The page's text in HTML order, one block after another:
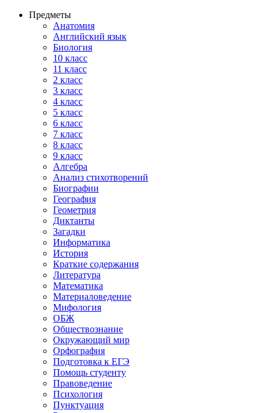
Предметы
Анатомия
Английский язык
Биология
10 класс
11 класс
2 класс
3 класс
4 класс
5 класс
6 класс
7 класс
8 класс
9 класс
Алгебра
Анализ стихотворений
Биографии
География
Геометрия
Диктанты
Загадки
Информатика
История
Краткие содержания
Литература
Математика
Материаловедение
Мифология
ОБЖ
Обществознание
Окружающий мир
Орфография
Подготовка к ЕГЭ
Помощь студенту
Правоведение
Психология
Пунктуация